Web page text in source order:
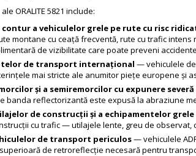
ORALITE 5821 include:
contur a vehiculelor grele pe rute cu risc
montane cu ceață frecventă, rute cu trafic
de vizibilitate care poate preveni
de transport internațional — vehiculele
mai stricte ale anumitor piețe europene și
și a semiremorcilor cu expunere severă
banda reflectorizantă este expusă la abraziune
de construcții și a echipamentelor grele
cu trafic — utilajele lente, greu de
de transport periculos— vehiculele
de retroreflecție necesară pentru